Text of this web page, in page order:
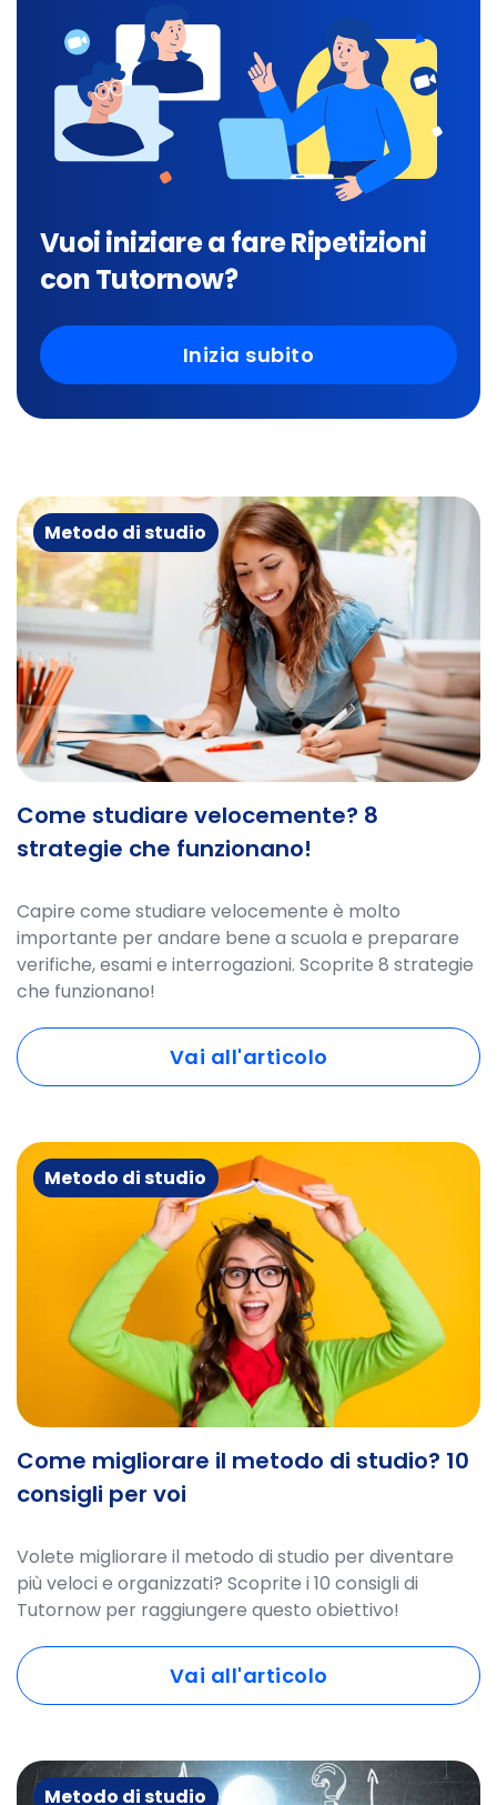
Vuoi iniziare a fare Ripetizioni
con Tutornow?
Inizia subito
Metodo di studio
Come studiare velocemente? 8
strategie che funzionano!
Capire come studiare velocemente è molto
importante per andare bene a scuola e preparare
verifiche, esami e interrogazioni. Scoprite 8 strategie
che funzionano!
Vai all'articolo
Metodo di studio
Come migliorare il metodo di studio? 10
consigli per voi
Volete migliorare il metodo di studio per diventare
più veloci e organizzati? Scoprite i 10 consigli di
Tutornow per raggiungere questo obiettivo!
Vai all'articolo
Metodo di studio